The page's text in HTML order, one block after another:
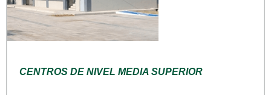
CENTROS DE NIVEL MEDIA SUPERIOR